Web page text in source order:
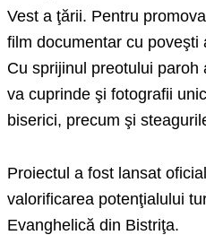
Vest a ţării. Pentru
film documentar cu
Cu sprijinul preotului
va cuprinde şi fotografii
biserici, precum şi
Proiectul a fost lansat
valorificarea potenţialului
Evanghelică din Bistriţa.